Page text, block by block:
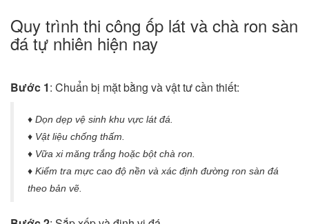
Quy trình thi công ốp lát và chà ron sàn
đá tự nhiên hiện nay
Bước 1: Chuẩn bị mặt bằng và vật tư cần thiết:
♦ Dọn dẹp vệ sinh khu vực lát đá.
♦ Vật liệu chống thấm.
♦ Vữa xi măng trắng hoặc bột chà ron.
♦ Kiểm tra mực cao độ nền và xác định đường ron sàn đá
theo bản vẽ.